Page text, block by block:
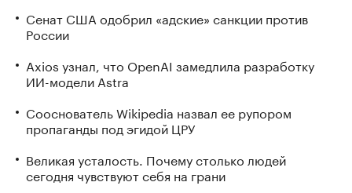
Сенат США одобрил «адские» санкции против
России
Axios узнал, что OpenAI замедлила разработку
ИИ-модели Astra
Сооснователь Wikipedia назвал ее рупором
пропаганды под эгидой ЦРУ
Великая усталость. Почему столько людей
сегодня чувствуют себя на грани